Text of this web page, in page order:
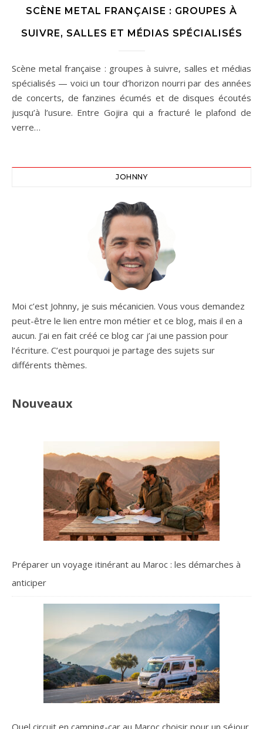
SCÈNE METAL FRANÇAISE : GROUPES À
SUIVRE, SALLES ET MÉDIAS SPÉCIALISÉS
Scène metal française : groupes à suivre, salles et médias
spécialisés — voici un tour d’horizon nourri par des années
de concerts, de fanzines écumés et de disques écoutés
jusqu’à l’usure. Entre Gojira qui a fracturé le plafond de
verre…
JOHNNY
Moi c’est Johnny, je suis mécanicien. Vous vous demandez
peut-être le lien entre mon métier et ce blog, mais il en a
aucun. J’ai en fait créé ce blog car j’ai une passion pour
l’écriture. C’est pourquoi je partage des sujets sur
différents thèmes.
Nouveaux
Préparer un voyage itinérant au Maroc : les démarches à
anticiper